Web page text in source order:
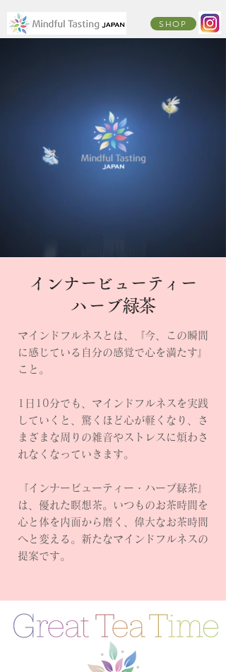
SHOP
インナービューティー
​ハーブ緑茶
マインドフルネスとは、『今、この瞬間
に感じている自分の感覚で心を満たす』
こと。
1日10分でも、マインドフルネスを実践
していくと、驚くほど心が軽くなり、さ
まざまな周りの雑音やストレスに煩わさ
れなくなっていきます。
『インナービューティー・ハーブ緑茶 』
は、優れた瞑想茶。いつものお茶時間を
心と体を内面から磨く、偉大なお茶時間
へと変える。新たなマインドフルネスの
提案です。